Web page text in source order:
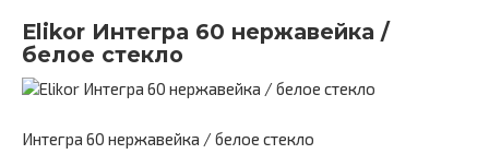
Elikor Интегра 60 нержавейка /
белое стекло
Интегра 60 нержавейка / белое стекло